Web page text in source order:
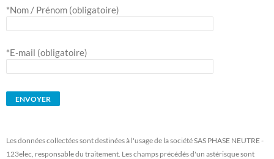
*Nom / Prénom (obligatoire)
*E-mail (obligatoire)
Les données collectées sont destinées à l'usage de la société SAS PHASE NEUTRE -
123elec, responsable du traitement. Les champs précédés d'un astérisque sont